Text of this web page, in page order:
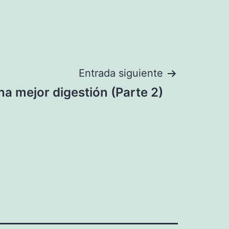
Entrada siguiente
mejor digestión (Parte 2)